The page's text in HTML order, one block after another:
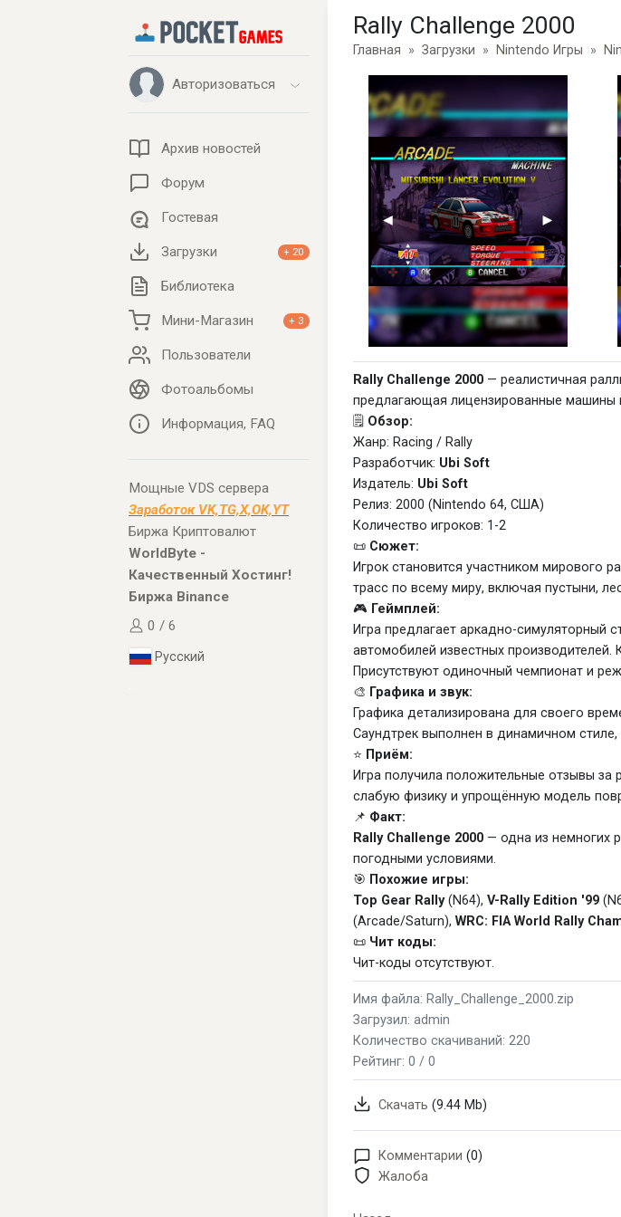
Авторизоваться
Архив новостей
Форум
Гостевая
Загрузки + 20
Библиотека
Мини-Магазин + 3
Пользователи
Фотоальбомы
Информация, FAQ
Мощные VDS сервера
Заработок VK,TG,X,OK,YT
Биржа Криптовалют
WorldByte -
Качественный Хостинг!
Биржа Binance
0 / 6
Русский
Rally Challenge 2000
Главная Загрузки Nintendo Игры
Rally Challenge 2000— реалистичная
предлагающая лицензированные машины
🗒️ Обзор:
Жанр: Racing / Rally
Разработчик: Ubi Soft
Издатель: Ubi Soft
Релиз: 2000 (Nintendo 64, США)
Количество игроков: 1-2
📜 Сюжет:
Игрок становится участником мирового
трасс по всему миру, включая пустыни,
🎮 Геймплей:
Игра предлагает аркадно-симуляторный
автомобилей известных производителей.
Присутствуют одиночный чемпионат и
🎨 Графика и звук:
Графика детализирована для своего
Саундтрек выполнен в динамичном
⭐ Приём:
Игра получила положительные отзывы за
слабую физику и упрощённую модель
📌 Факт:
Rally Challenge 2000— одна из немногих
погодными условиями.
🎯 Похожие игры:
Top Gear Rally(N64), V-Rally Edition '99
(Arcade/Saturn), WRC: FIA World Rally
📜 Чит коды:
Чит-коды отсутствуют.
Имя файла: Rally_Challenge_2000.zip
Загрузил: admin
Количество скачиваний: 220
Рейтинг: 0 / 0
Скачать (9.44 Mb)
Комментарии (0)
Жалоба